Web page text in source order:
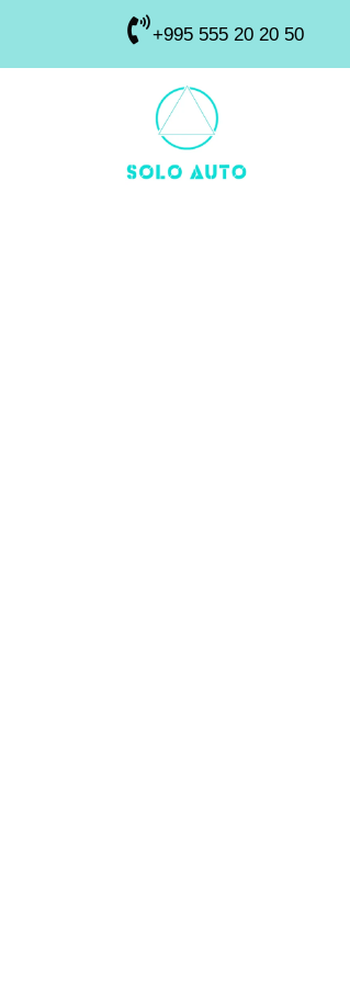
+995 555 20 20 50